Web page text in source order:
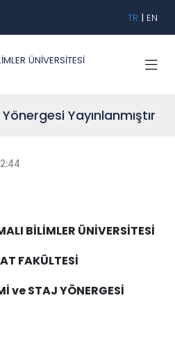
TR | EN
ÜNİVERSİTESİ
Yayınlanmıştır
BİLİMLER ÜNİVERSİTESİ
FAKÜLTESİ
ve STAJ YÖNERGESİ